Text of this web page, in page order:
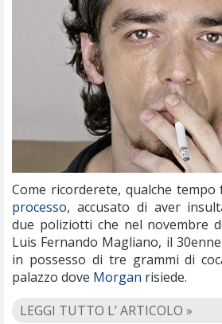
Come ricorderete, qualche tempo
processo, accusato di aver
due poliziotti che nel novembre
Luis Fernando Magliano, il
in possesso di tre grammi di
palazzo dove Morgan risiede.
LEGGI TUTTO L’ ARTICOLO »